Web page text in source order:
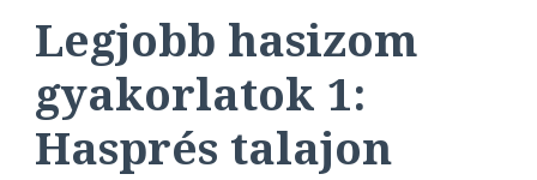
Legjobb hasizom
gyakorlatok 1:
Hasprés talajon